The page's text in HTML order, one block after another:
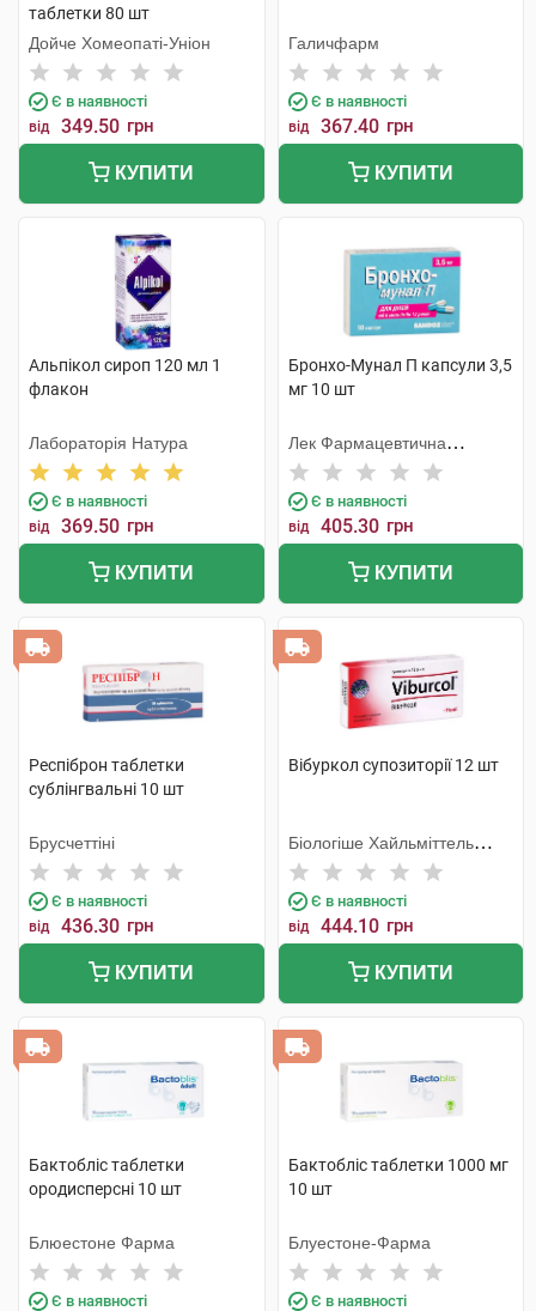
таблетки 80 шт
Дойче Хомеопаті-Уніон
Є в наявності
від 349.50 грн
КУПИТИ
Галичфарм
Є в наявності
від 367.40 грн
КУПИТИ
Альпікол сироп 120 мл 1
флакон
Лабораторія Натура
Є в наявності
від 369.50 грн
КУПИТИ
Бронхо-Мунал П капсули 3,5
мг 10 шт
Лек Фармацевтична
компанія
Є в наявності
від 405.30 грн
КУПИТИ
Респіброн таблетки
сублінгвальні 10 шт
Брусчеттіні
Є в наявності
від 436.30 грн
КУПИТИ
Вібуркол супозиторії 12 шт
Біологіше Хайльміттель
Хеель
Є в наявності
від 444.10 грн
КУПИТИ
Бактобліс таблетки
ородисперсні 10 шт
Блюестоне Фарма
Є в наявності
Бактобліс таблетки 1000 мг
10 шт
Блуестоне-Фарма
Є в наявності